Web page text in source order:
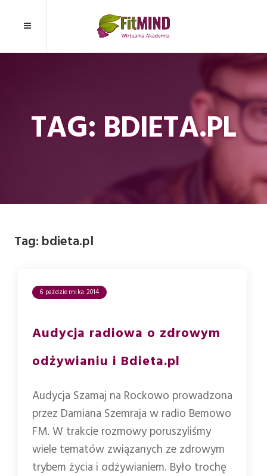
TAG: BDIETA.PL
Tag: bdieta.pl
6 października 2014
Audycja radiowa o zdrowym
odżywianiu i Bdieta.pl
Audycja Szamaj na Rockowo prowadzona
przez Damiana Szemraja w radio Bemowo
FM. W trakcie rozmowy poruszyliśmy
wiele tematów związanych ze zdrowym
trybem życia i odżywianiem. Było trochę